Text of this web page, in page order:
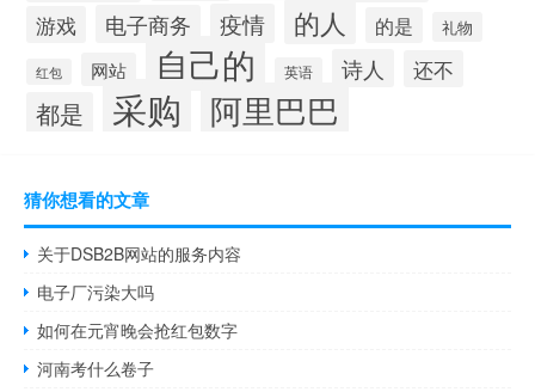
游戏 电子商务 疫情 的人 的是 礼物
红包 网站 自己的 英语 诗人 还不
都是 采购 阿里巴巴
猜你想看的文章
关于DSB2B网站的服务内容
电子厂污染大吗
如何在元宵晚会抢红包数字
河南考什么卷子